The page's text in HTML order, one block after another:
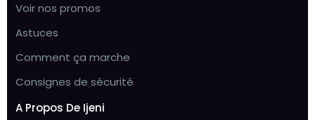
Voir nos promos
Astuces
Comment ça marche
Consignes de sécurité
A Propos De Ijeni